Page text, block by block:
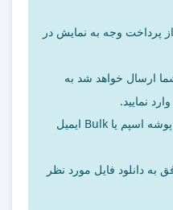
از پرداخت وجه به نمایش در
ارسال خواهد شد به
نمایید.
ممکن است ایمیل ارسالی به پوشه اسپم یا Bulk ایمیل
به دانلود فایل مورد نظر